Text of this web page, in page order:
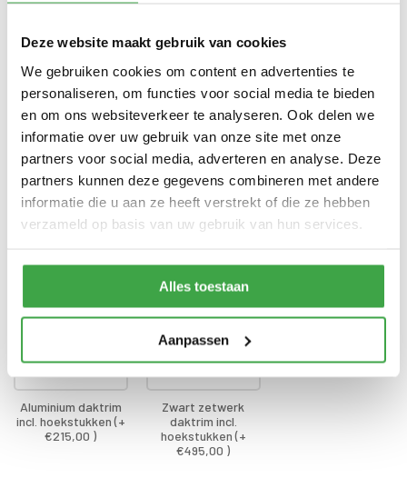
Deze website maakt gebruik van cookies
We gebruiken cookies om content en advertenties te
personaliseren, om functies voor social media te bieden
en om ons websiteverkeer te analyseren. Ook delen we
informatie over uw gebruik van onze site met onze
partners voor social media, adverteren en analyse. Deze
partners kunnen deze gegevens combineren met andere
informatie die u aan ze heeft verstrekt of die ze hebben
verzameld op basis van uw gebruik van hun services.
Alles toestaan
Aanpassen
voorzien van echt glas
Doorloophoogte deur 188 cm
Bevestigingsmaterialen
Alle bevestigingsmaterialen
zijn inbegrepen
Transport
Gratis thuisbezorgd - In
Nederland
Aluminium daktrim
incl. hoekstukken (+
€215,00 )
Zwart zetwerk
daktrim incl.
hoekstukken (+
€495,00 )